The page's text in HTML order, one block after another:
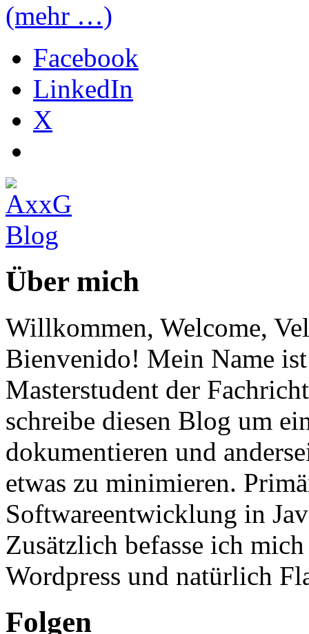
(mehr …)
Facebook
LinkedIn
X
Über mich
Willkommen, Welcome,
Bienvenido! Mein Name
Masterstudent der
schreibe diesen Blog um
dokumentieren und
etwas zu minimieren.
Softwareentwicklung in
Zusätzlich befasse ich
Wordpress und natürlich
Folgen